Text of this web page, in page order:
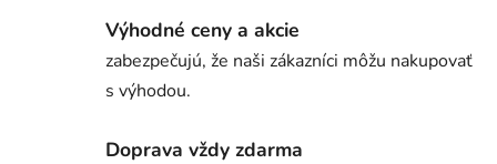
Výhodné ceny a akcie
zabezpečujú, že naši zákazníci môžu nakupovať
s výhodou.
Doprava vždy zdarma